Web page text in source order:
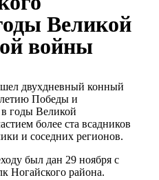
Великой
войны
двухдневный конный
Победы и
годы Великой
более ста всадников
и соседних регионов.
был дан 29 ноября с
Ногайского района.